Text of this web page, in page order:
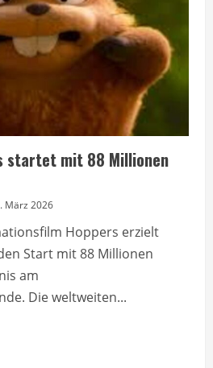
startet mit 88 Millionen
März 2026
Hoppers erzielt
Start mit 88 Millionen
am
Die weltweiten...